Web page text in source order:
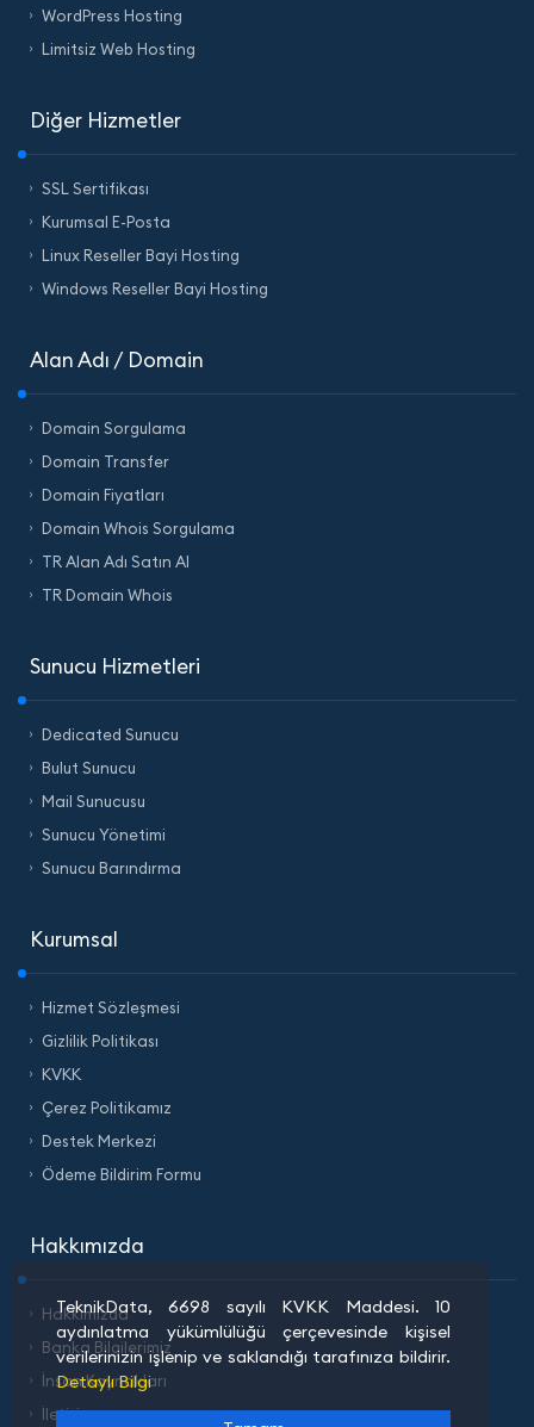
WordPress Hosting
Limitsiz Web Hosting
Diğer Hizmetler
SSL Sertifikası
Kurumsal E-Posta
Linux Reseller Bayi Hosting
Windows Reseller Bayi Hosting
Alan Adı / Domain
Domain Sorgulama
Domain Transfer
Domain Fiyatları
Domain Whois Sorgulama
TR Alan Adı Satın Al
TR Domain Whois
Sunucu Hizmetleri
Dedicated Sunucu
Bulut Sunucu
Mail Sunucusu
Sunucu Yönetimi
Sunucu Barındırma
Kurumsal
Hizmet Sözleşmesi
Gizlilik Politikası
KVKK
Çerez Politikamız
Destek Merkezi
Ödeme Bildirim Formu
Hakkımızda
Hakkımızda
Banka Bilgilerimiz
İnsan Kaynakları
İletişim
TeknikData, 6698 sayılı KVKK Maddesi. 10
aydınlatma yükümlülüğü çerçevesinde kişisel
verilerinizin işlenip ve saklandığı tarafınıza bildirir.
Detaylı Bilgi